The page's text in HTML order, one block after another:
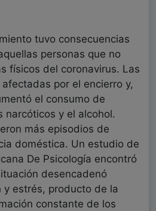
tuvo consecuencias
personas que no
físicos del coronavirus. Las
por el encierro y,
el consumo de
narcóticos y el alcohol.
más episodios de
doméstica. Un estudio de
De Psicología encontró
desencadenó
y estrés, producto de la
constante de los